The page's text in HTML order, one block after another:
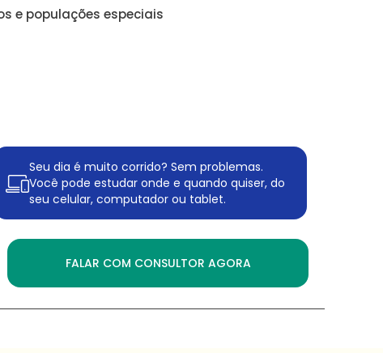
e populações especiais
Seu dia é muito corrido? Sem problemas.
Você pode estudar onde e quando quiser, do
seu celular, computador ou tablet.
FALAR COM CONSULTOR AGORA